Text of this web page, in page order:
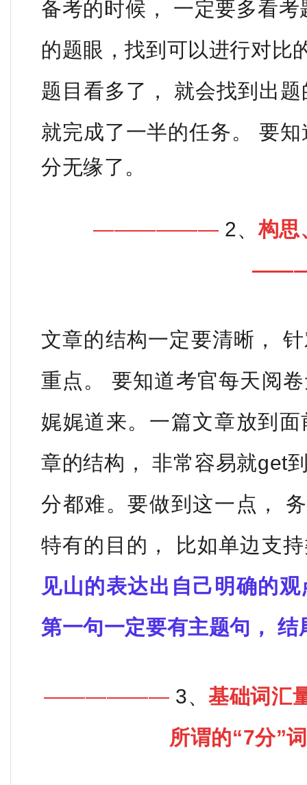
备考的时候， 一定要多看
的题眼，找到可以进行对比
题目看多了， 就会找到出题
就完成了一半的任务。 要知
分无缘了。
—————— 2、构思
文章的结构一定要清晰，
重点。 要知道考官每天阅
娓娓道来。 一篇文章放到
章的结构， 非常容易就get
分都难。要做到这一点，
特有的目的， 比如单边支
见山的表达出自己明确的
第一句一定要有主题句，
—————— 3、基础词汇
所谓的“7分”